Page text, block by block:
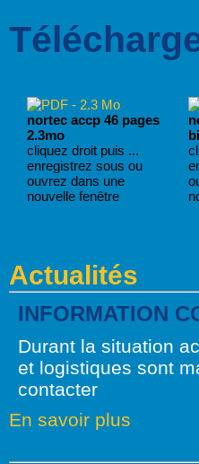
nortec accp 46 pages
2.3mo
cliquez droit puis ...
enregistrez sous ou
ouvrez dans une
nouvelle fenêtre
Actualités
INFORMATION
Durant la situation
et logistiques sont
contacter
En savoir plus